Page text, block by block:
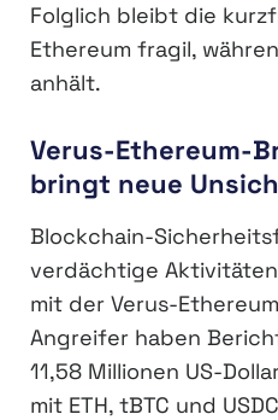
Folglich bleibt die
Ethereum fragil,
anhält.
Verus-Ethereum-
bringt neue
Blockchain-
verdächtige Aktivitäten
mit der Verus-
Angreifer haben
11,58 Millionen US-
mit ETH, tBTC und